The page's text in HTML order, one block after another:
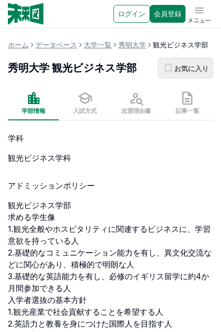
ログイン 会員登録 メニュ
ホーム データベース 大学一覧 秀明大学 観光ビジネス学部
秀明大学 観光ビジネス学部 お気に入り
学部情報 入試方式 志望理由書 記事一覧
学科
観光ビジネス学科
アドミッションポリシー
観光ビジネス学部
求める学生像
1.観光全般やホスピタリティに関連するビジネスに、学習
意欲を持っている人
2.基礎的なコミュニケーション能力を有し、異文化交流な
どに関心があり、積極的で明朗な人
3.基礎的な英語能力を有し、必修のイギリス留学に約4か
月間参加できる人
入学者選抜の基本方針
1.観光産業で社会貢献することを希望する人
2.英語力と教養を身につけた国際人を目指す人